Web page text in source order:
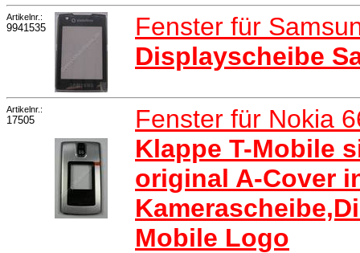
Artikelnr.:
9941535
Fenster für
Displayscheibe
Artikelnr.:
17505
Fenster für Nokia
Klappe T-Mobile
original A-Cover
Mobile Logo